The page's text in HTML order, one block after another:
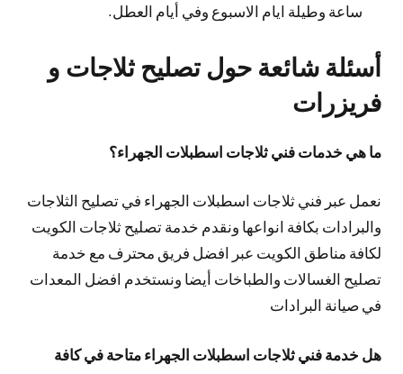
ساعة وطيلة ايام الاسبوع وفي أيام العطل.
أسئلة شائعة حول تصليح ثلاجات و
فريزرات
ما هي خدمات فني ثلاجات اسطبلات الجهراء؟
نعمل عبر فني ثلاجات اسطبلات الجهراء في تصليح الثلاجات
والبرادات بكافة انواعها ونقدم خدمة تصليح ثلاجات الكويت
لكافة مناطق الكويت عبر افضل فريق محترف مع خدمة
تصليح الغسالات والطباخات أيضا ونستخدم افضل المعدات
في صيانة البرادات
هل خدمة فني ثلاجات اسطبلات الجهراء متاحة في كافة